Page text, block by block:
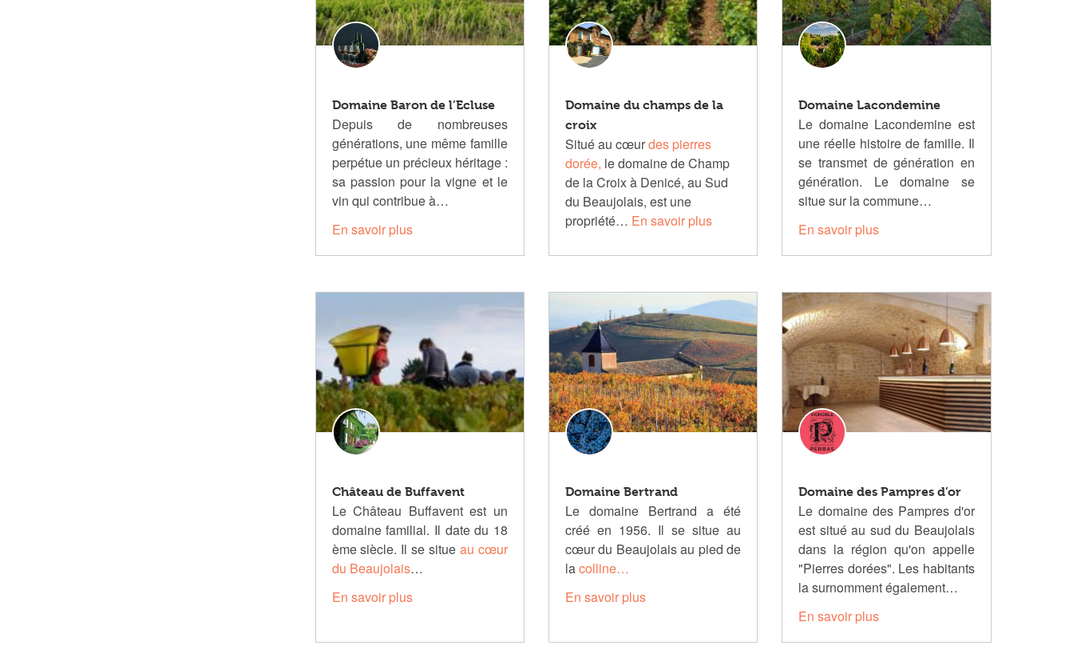
Domaine Baron de l’Ecluse
Depuis de nombreuses
générations, une même famille
perpétue un précieux héritage :
sa passion pour la vigne et le
vin qui contribue à…
En savoir plus
Domaine du champs de la
croix
Situé au cœurdes pierres
dorée, le domaine de Champ
de la Croix à Denicé, au Sud
du Beaujolais, est une
propriété… En savoir plus
Domaine Lacondemine
Le domaine Lacondemine est
une réelle histoire de famille. Il
se transmet de génération en
génération. Le domaine se
situe sur la commune…
En savoir plus
Château de Buffavent
Le Château Buffavent est un
domaine familial. Il date du 18
ème siècle. Il se situeau cœur
du Beaujolais…
En savoir plus
Domaine Bertrand
Le domaine Bertrand a été
créé en 1956. Il se situe au
cœur du Beaujolais au pied de
lacolline…
En savoir plus
Domaine des Pampres d’or
Le domaine des Pampres d'or
est situé au sud du Beaujolais
dans la région qu'on appelle
"Pierres dorées". Les habitants
la surnomment également…
En savoir plus